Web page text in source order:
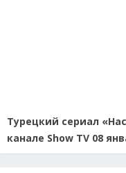
Турецкий сериал
канале Show TV 08